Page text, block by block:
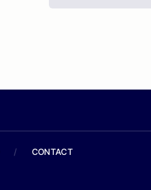
/ CONTACT